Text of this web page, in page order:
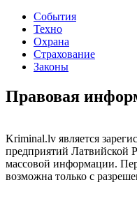
События
Техно
Охрана
Страхование
Законы
Правовая
Kriminal.lv является
предприятий Латвийской
массовой информации.
возможна только с